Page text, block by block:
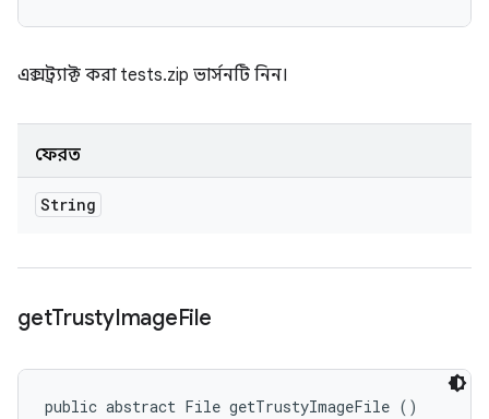
এক্সট্র্যাক্ট করা tests.zip ভার্সনটি নিন।
ফেরত
String
getTrustyImageFile
public abstract File getTrustyImageFile ()